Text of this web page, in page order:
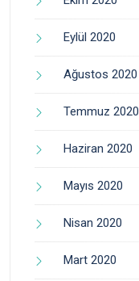
Eylül 2020
Ağustos 2020
Temmuz 2020
Haziran 2020
Mayıs 2020
Nisan 2020
Mart 2020